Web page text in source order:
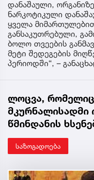
დანაშაული,
ნარკოტიკული
ყველა
განსაკუთრებული,
ბოლო თვეების
მეტი შედეგების
პერიოდში“, –
ლოცვა,
მკურნალისადმი
წმინდანის
საზოგადოება